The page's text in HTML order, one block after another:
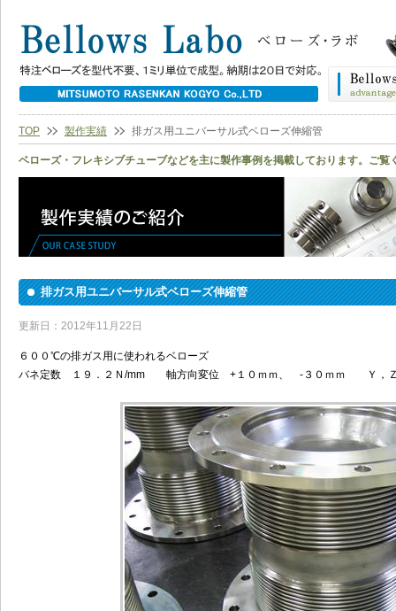
TOP 製作実績 排ガス用ユニバーサル式ベローズ伸縮管
ベローズ・フレキシブチューブなどを主に製作事例を掲載しております。ご覧
排ガス用ユニバーサル式ベローズ伸縮管
更新日：2012年11月22日
６００℃の排ガス用に使われるベローズ
バネ定数 １９．２Ｎ/mm 軸方向変位 +１０ｍｍ、 -３０ｍｍ Ｙ，Ｚ